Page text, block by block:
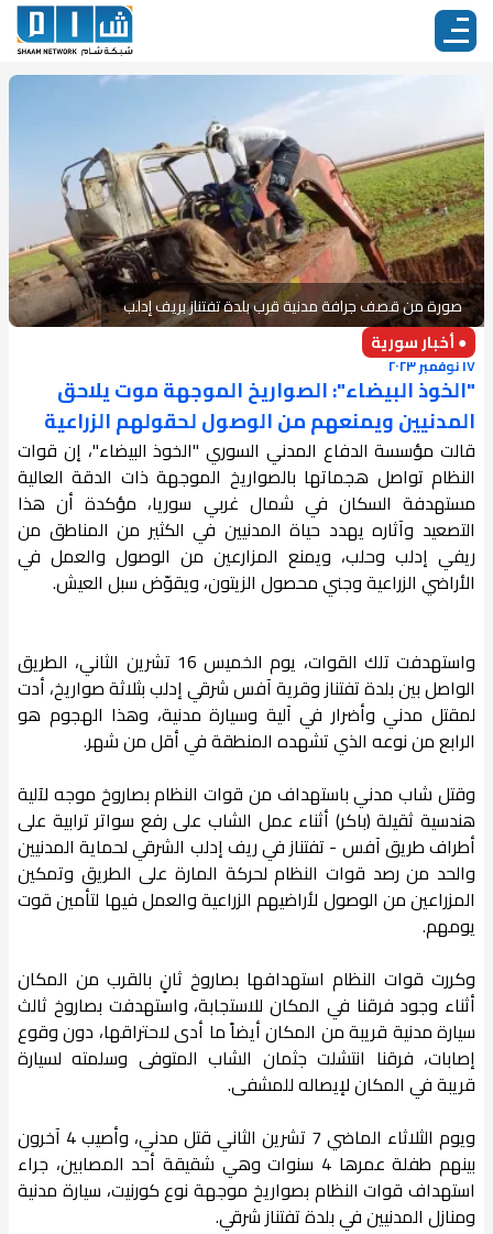
صورة من قصف جرافة مدنية قرب بلدة تفتناز بريف إدلب
● أخبار سورية
١٧ نوفمبر ٢٠٢٣
"الخوذ البيضاء": الصواريخ الموجهة موت يلاحق
المدنيين ويمنعهم من الوصول لحقولهم الزراعية
قالت مؤسسة الدفاع المدني السوري "الخوذ البيضاء"، إن قوات
النظام تواصل هجماتها بالصواريخ الموجهة ذات الدقة العالية
مستهدفة السكان في شمال غربي سوريا، مؤكدة أن هذا
التصعيد وآثاره يهدد حياة المدنيين في الكثير من المناطق من
ريفي إدلب وحلب، ويمنع المزارعين من الوصول والعمل في
الأراضي الزراعية وجني محصول الزيتون، ويقوّض سبل العيش.
واستهدفت تلك القوات، يوم الخميس 16 تشرين الثاني، الطريق
الواصل بين بلدة تفتناز وقرية آفس شرقي إدلب بثلاثة صواريخ، أدت
لمقتل مدني وأضرار في آلية وسيارة مدنية، وهذا الهجوم هو
الرابع من نوعه الذي تشهده المنطقة في أقل من شهر.
وقتل شاب مدني باستهداف من قوات النظام بصاروخ موجه لآلية
هندسية ثقيلة (باكر) أثناء عمل الشاب على رفع سواتر ترابية على
أطراف طريق آفس - تفتناز في ريف إدلب الشرقي لحماية المدنيين
والحد من رصد قوات النظام لحركة المارة على الطريق وتمكين
المزراعين من الوصول لأراضيهم الزراعية والعمل فيها لتأمين قوت
يومهم.
وكررت قوات النظام استهدافها بصاروخ ثانٍ بالقرب من المكان
أثناء وجود فرقنا في المكان للاستجابة، واستهدفت بصاروخ ثالث
سيارة مدنية قريبة من المكان أيضاً ما أدى لاحتراقها، دون وقوع
إصابات، فرقنا انتشلت جثمان الشاب المتوفى وسلمته لسيارة
قريبة في المكان لإيصاله للمشفى.
ويوم الثلاثاء الماضي 7 تشرين الثاني قتل مدني، وأصيب 4 آخرون
بينهم طفلة عمرها 4 سنوات وهي شقيقة أحد المصابين، جراء
استهداف قوات النظام بصواريخ موجهة نوع كورنيت، سيارة مدنية
ومنازل المدنيين في بلدة تفتناز شرقي.